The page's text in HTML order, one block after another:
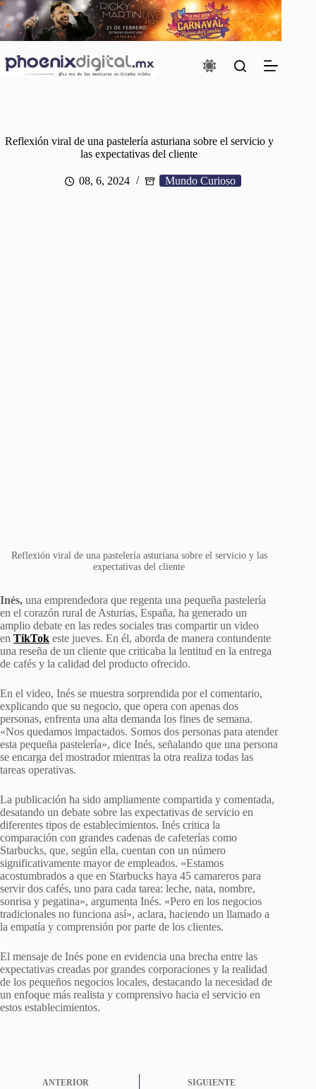
Saltar
al
contenido
Reflexión viral de una pastelería asturiana sobre el servicio y
las expectativas del cliente
08, 6, 2024 Mundo Curioso
Reflexión viral de una pastelería asturiana sobre el servicio y las
expectativas del cliente
Inés, una emprendedora que regenta una pequeña pastelería
en el corazón rural de Asturias, España, ha generado un
amplio debate en las redes sociales tras compartir un video
en TikTok este jueves. En él, aborda de manera contundente
una reseña de un cliente que criticaba la lentitud en la entrega
de cafés y la calidad del producto ofrecido.
En el video, Inés se muestra sorprendida por el comentario,
explicando que su negocio, que opera con apenas dos
personas, enfrenta una alta demanda los fines de semana.
«Nos quedamos impactados. Somos dos personas para atender
esta pequeña pastelería», dice Inés, señalando que una persona
se encarga del mostrador mientras la otra realiza todas las
tareas operativas.
La publicación ha sido ampliamente compartida y comentada,
desatando un debate sobre las expectativas de servicio en
diferentes tipos de establecimientos. Inés critica la
comparación con grandes cadenas de cafeterías como
Starbucks, que, según ella, cuentan con un número
significativamente mayor de empleados. «Estamos
acostumbrados a que en Starbucks haya 45 camareros para
servir dos cafés, uno para cada tarea: leche, nata, nombre,
sonrisa y pegatina», argumenta Inés. «Pero en los negocios
tradicionales no funciona así», aclara, haciendo un llamado a
la empatía y comprensión por parte de los clientes.
El mensaje de Inés pone en evidencia una brecha entre las
expectativas creadas por grandes corporaciones y la realidad
de los pequeños negocios locales, destacando la necesidad de
un enfoque más realista y comprensivo hacia el servicio en
estos establecimientos.
ANTERIOR SIGUIENTE